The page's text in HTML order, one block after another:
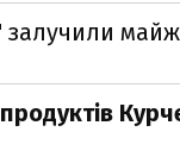
залучили